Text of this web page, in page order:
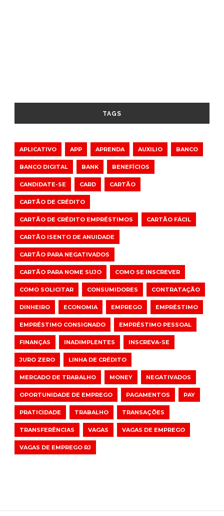
TAGS
APLICATIVO APP APRENDA AUXILIO BANCO
BANCO DIGITAL BANK BENEFÍCIOS
CANDIDATE-SE CARD CARTÃO
CARTÃO DE CRÉDITO
CARTÃO DE CRÉDITO EMPRÉSTIMOS CARTÃO FÁCIL
CARTÃO ISENTO DE ANUIDADE
CARTÃO PARA NEGATIVADOS
CARTÃO PARA NOME SUJO COMO SE INSCREVER
COMO SOLICITAR CONSUMIDORES CONTRATAÇÃO
DINHEIRO ECONOMIA EMPREGO EMPRÉSTIMO
EMPRÉSTIMO CONSIGNADO EMPRÉSTIMO PESSOAL
FINANÇAS INADIMPLENTES INSCREVA-SE
JURO ZERO LINHA DE CRÉDITO
MERCADO DE TRABALHO MONEY NEGATIVADOS
OPORTUNIDADE DE EMPREGO PAGAMENTOS PAY
PRATICIDADE TRABALHO TRANSAÇÕES
TRANSFERÊNCIAS VAGAS VAGAS DE EMPREGO
VAGAS DE EMPREGO RJ